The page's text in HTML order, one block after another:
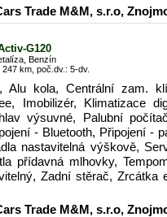
Trade M&M, s.r.o,
G120
Benzín
km, poč.dv.: 5-dv.
Alu kola, Centrální zam.
Imobilizér, Klimatizace
výsuvné, Palubní
- Bluetooth, Připojení -
nastavitelná výškově,
přídavná mlhovky,
Zadní stěrač, Zrcátka
Trade M&M, s.r.o,